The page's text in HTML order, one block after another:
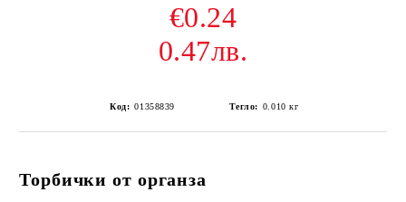
€0.24
0.47лв.
Код: 01358839 Тегло: 0.010 кг
Торбички от органза